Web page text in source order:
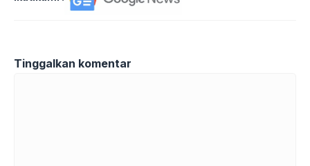
Tinggalkan komentar